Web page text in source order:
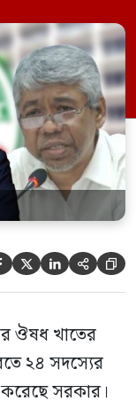
স্বাস্থ্য ও
একই সঙ্গে
উন্নয়ন
এবং
   
ঔষধ খাতের
২৪ সদস্যের
সরকার।